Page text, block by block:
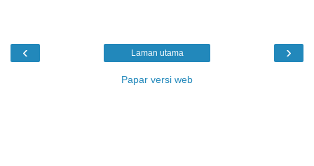
‹ ›
Laman utama
Papar versi web